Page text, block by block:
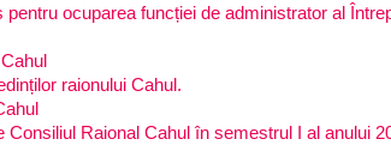
ocuparea funcției de administrator al
raionului Cahul.
Raional Cahul în semestrul I al anului